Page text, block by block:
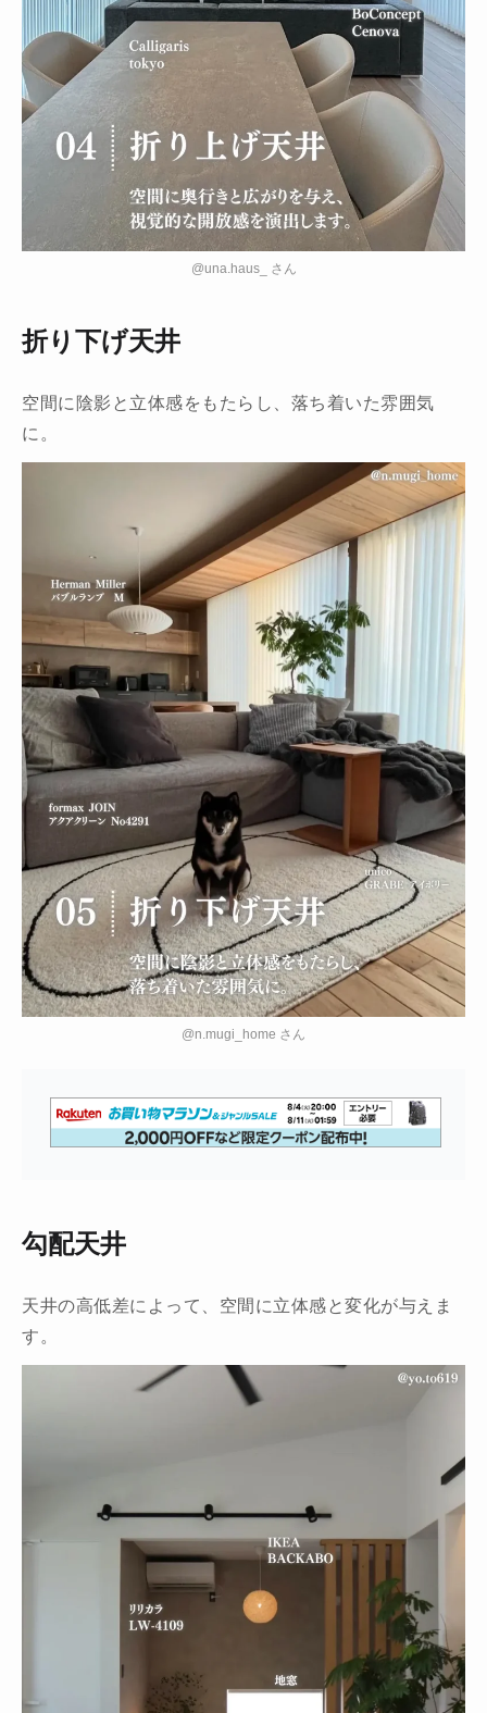
@una.haus_ さん
折り下げ天井
空間に陰影と立体感をもたらし、落ち着いた雰囲気
に。
@n.mugi_home さん
勾配天井
天井の高低差によって、空間に立体感と変化が与えま
す。